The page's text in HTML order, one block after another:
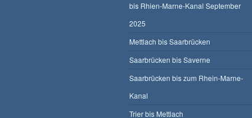
bis Rhien-Marne-Kanal September
2025
Mettlach bis Saarbrücken
Saarbrücken bis Saverne
Saarbrücken bis zum Rhein-Marne-
Kanal
Trier bis Mettlach